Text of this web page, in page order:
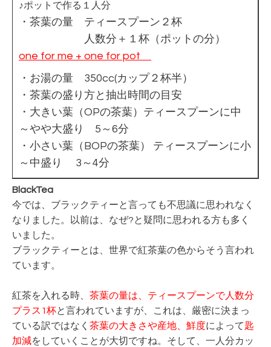
♪ポットで作る１人分
・茶葉の量 ティースプーン２杯
人数分＋１杯（ポットの分）
one for me + one for pot
・お湯の量 350cc(カップ２杯半）
・茶葉の盛り方と抽出時間の目安
・大きい葉（OPの茶葉）ティースプーンに中
～やや大盛り 5～6分
・小さい葉（BOPの茶葉） ティースプーンに小
～中盛り 3～4分
BlackTea
今では、ブラックティーと言っても不思議に思われなく
なりました。
以前は、なぜ?と疑問に思われる方も多く
いました。
ブラックティーとは、世界で紅茶葉の色からそう言われ
ています。
紅茶を入れる時、 茶葉の量は、ティースプーンで人数分
プラス1杯と言われていますが、これは、厳密に決まっ
ている訳ではなく 茶葉の大きさや産地、鮮度によって匙
加減をしていくことが大切ですね。そして、一人分カッ